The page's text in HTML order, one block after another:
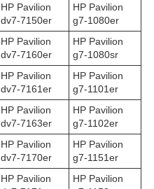
HP Pavilion
dv7-7150er
HP Pavilion
g7-1080er
HP Pavilion
dv7-7160er
HP Pavilion
g7-1080sr
HP Pavilion
dv7-7161er
HP Pavilion
g7-1101er
HP Pavilion
dv7-7163er
HP Pavilion
g7-1102er
HP Pavilion
dv7-7170er
HP Pavilion
g7-1151er
HP Pavilion
HP Pavilion